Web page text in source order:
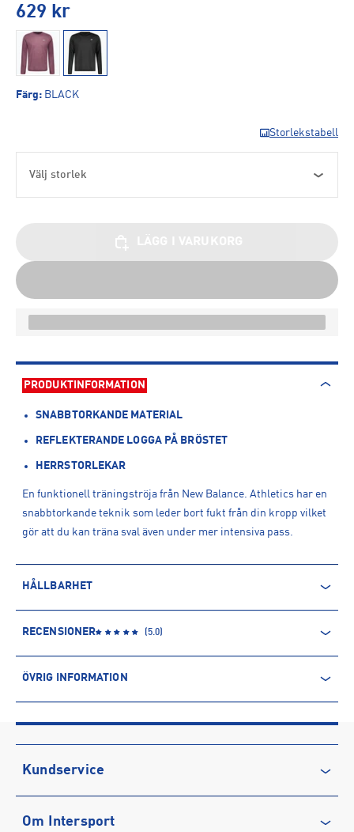
629 kr
Färg: BLACK
Storlekstabell
Välj storlek
PRODUKTINFORMATION
SNABBTORKANDE MATERIAL
REFLEKTERANDE LOGGA PÅ BRÖSTET
HERRSTORLEKAR
En funktionell träningströja från New Balance. Athletics har en
snabbtorkande teknik som leder bort fukt från din kropp vilket
gör att du kan träna sval även under mer intensiva pass.
HÅLLBARHET
återvunnen polyester kommer däremot främst från PET-flaskor.
Processen innebär minskade utsläpp av koldioxid och mindre
användning av vatten och kemikalier.
RECENSIONER (5.0)
ÖVRIG INFORMATION
Produktnummer: 1576394
Leverantörens produktnummer: MT41256
Artikelnummer: 157639401-BLACK
Kundservice
Vanliga frågor & svar
Om Intersport